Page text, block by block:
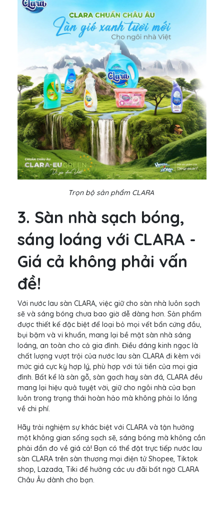
Trọn bộ sản phẩm CLARA
3. Sàn nhà sạch bóng,
sáng loáng với CLARA -
Giá cả không phải vấn
đề!
Với nước lau sàn CLARA, việc giữ cho sàn nhà luôn sạch
sẽ và sáng bóng chưa bao giờ dễ dàng hơn. Sản phẩm
được thiết kế đặc biệt để loại bỏ mọi vết bẩn cứng đầu,
bụi bặm và vi khuẩn, mang lại bề mặt sàn nhà sáng
loáng, an toàn cho cả gia đình. Điều đáng kinh ngạc là
chất lượng vượt trội của nước lau sàn CLARA đi kèm với
mức giá cực kỳ hợp lý, phù hợp với túi tiền của mọi gia
đình. Bất kể là sàn gỗ, sàn gạch hay sàn đá, CLARA đều
mang lại hiệu quả tuyệt vời, giữ cho ngôi nhà của bạn
luôn trong trạng thái hoàn hảo mà không phải lo lắng
về chi phí.
Hãy trải nghiệm sự khác biệt với CLARA và tận hưởng
một không gian sống sạch sẽ, sáng bóng mà không cần
phải đắn đo về giá cả! Bạn có thể đặt trực tiếp nước lau
sàn CLARA trên sàn thương mại điện tử Shopee, Tiktok
shop, Lazada, Tiki để hưởng các ưu đãi bất ngờ CLARA
Châu Âu dành cho bạn.